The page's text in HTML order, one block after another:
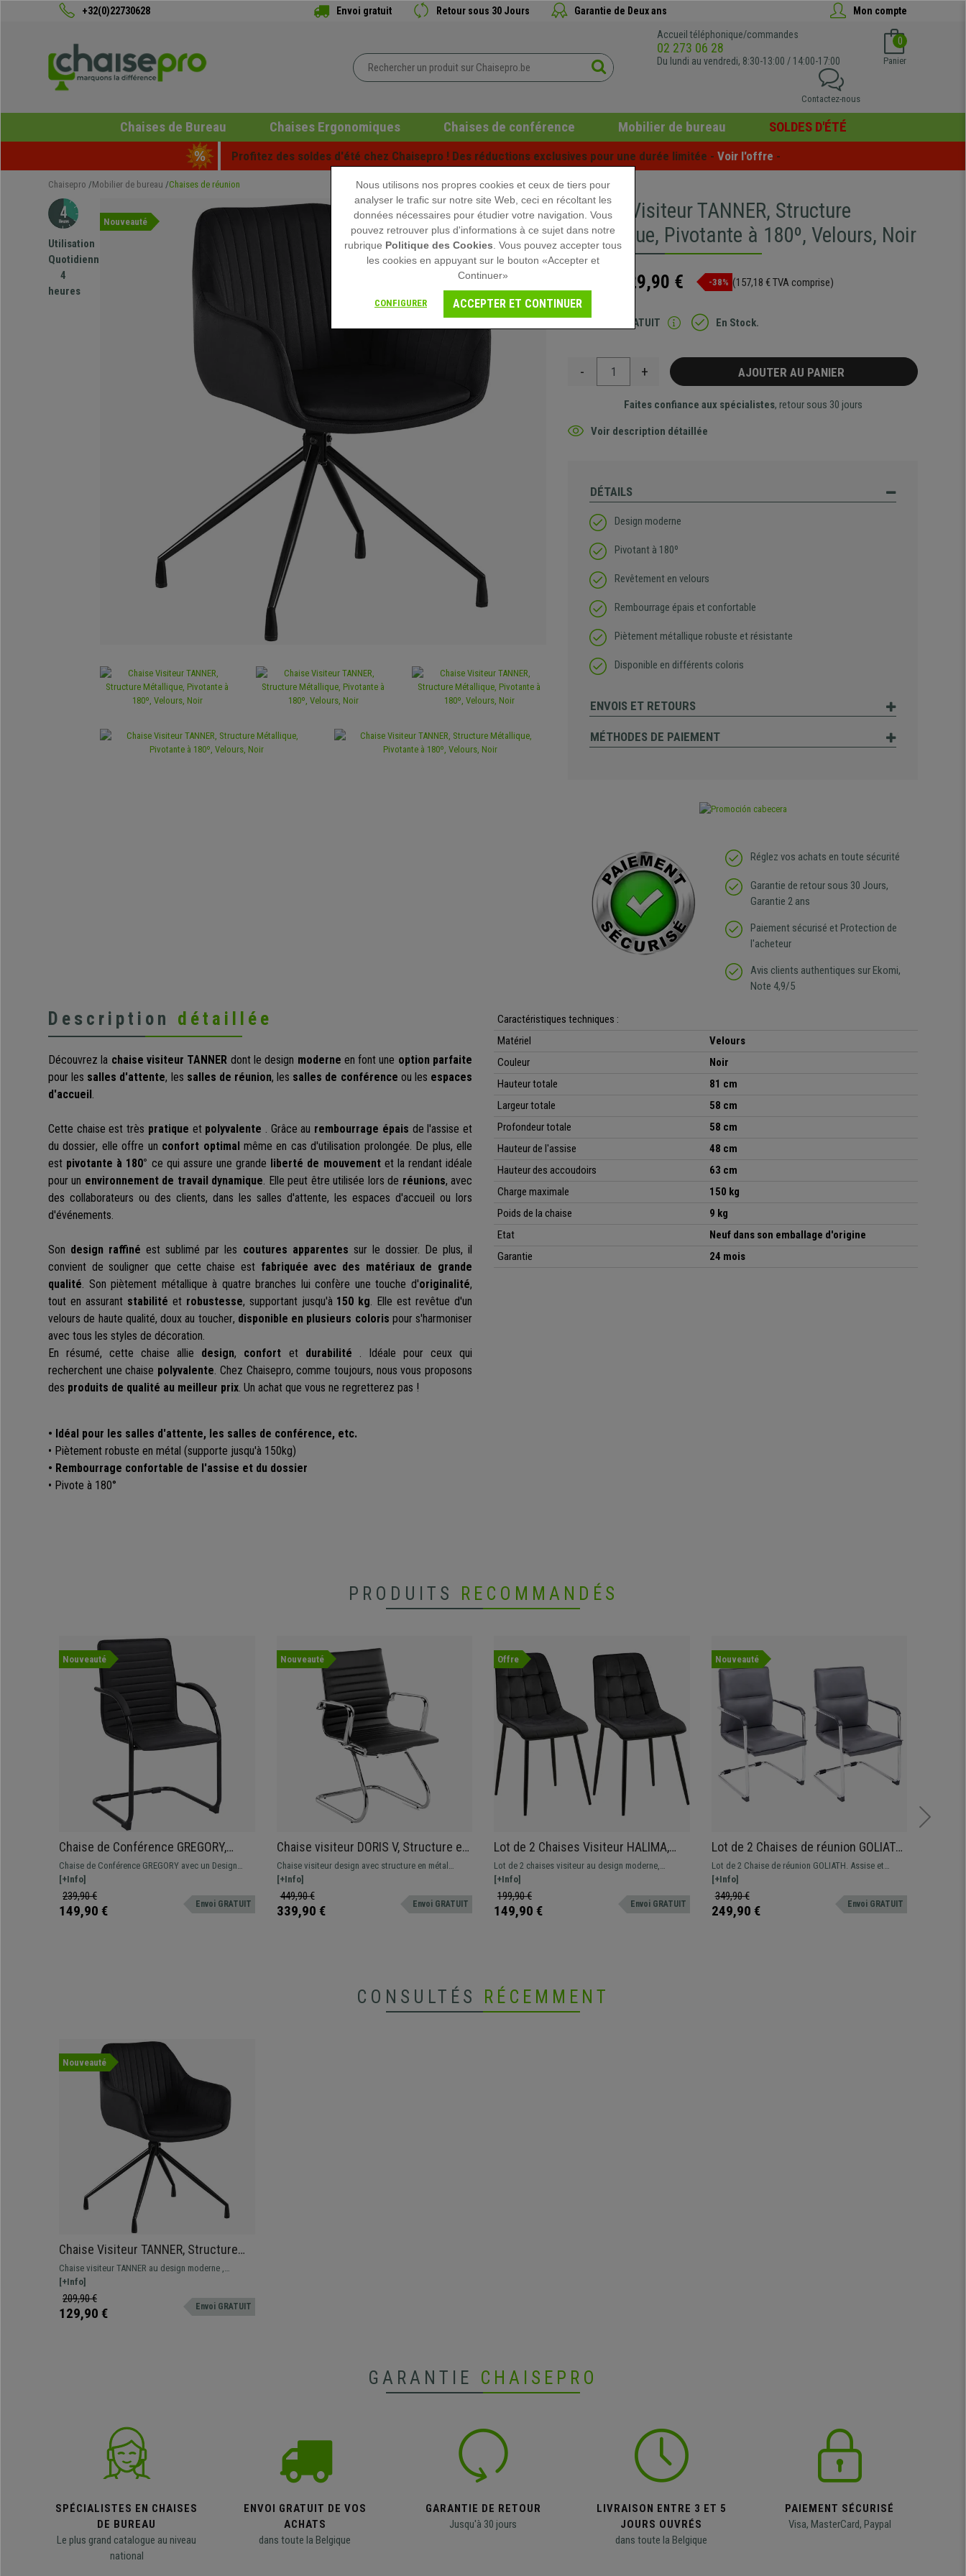
+32(0)22730628 Envoi gratuit Retour sous 30 Jours Garantie de Deux ans Mon compte
Accueil téléphonique/commandes
02 273 06 28
Du lundi au vendredi, 8:30-13:00 / 14:00-17:00
0
Panier
Contactez-nous
Chaises de Bureau Chaises Ergonomiques Chaises de conférence Mobilier de bureau SOLDES D'ÉTÉ
Profitez des soldes d'été chez Chaisepro ! Des réductions exclusives pour une durée limitée - Voir l'offre -
Chaisepro Mobilier de bureau Chaises de réunion
Utilisation
Quotidienne
4
heures
Nouveauté
Chaise Visiteur TANNER, Structure
Métallique, Pivotante à 180º, Velours, Noir
129,90 € -38% (157,18 € TVA comprise)
Envoi GRATUIT En Stock.
- + AJOUTER AU PANIER
Faites confiance aux spécialistes, retour sous 30 jours
Voir description détaillée
DÉTAILS
Design moderne
Pivotant à 180º
Revêtement en velours
Rembourrage épais et confortable
Piètement métallique robuste et résistante
Disponible en différents coloris
ENVOIS ET RETOURS
MÉTHODES DE PAIEMENT
Réglez vos achats en toute sécurité
Garantie de retour sous 30 Jours,
Garantie 2 ans
Paiement sécurisé et Protection de
l'acheteur
Avis clients authentiques sur Ekomi,
Note 4,9/5
Description détaillée
Découvrez la chaise visiteur TANNER dont le design moderne en font une option parfaite
pour les salles d'attente, les salles de réunion, les salles de conférence ou les espaces
d'accueil.
Cette chaise est très pratique et polyvalente . Grâce au rembourrage épais de l'assise et
du dossier, elle offre un confort optimalmême en cas d'utilisation prolongée. De plus, elle
est pivotante à 180° ce qui assure une grande liberté de mouvementet la rendant idéale
pour un environnement de travail dynamique. Elle peut être utilisée lors de réunions, avec
des collaborateurs ou des clients, dans les salles d'attente, les espaces d'accueil ou lors
d'événements.
Son design raffiné est sublimé par les coutures apparentes sur le dossier. De plus, il
convient de souligner que cette chaise est fabriquée avec des matériaux de grande
qualité. Son piètement métalliqueà quatre branches lui confère une touche d'originalité,
tout en assurant stabilité et robustesse, supportant jusqu'à 150 kg. Elle estrevêtue d'un
velours de haute qualité, doux au toucher, disponible en plusieurs coloris pour s'harmoniser
avec tous les styles de décoration.
En résumé, cette chaise allie design, confort et durabilité . Idéale pour ceux qui
recherchent une chaise polyvalente. Chez Chaisepro, comme toujours, nous vous proposons
des produits de qualité au meilleur prix. Un achat que vous ne regretterez pas !
• Idéal pour les salles d'attente, les salles de conférence, etc.
• Piètement robuste en métal (supporte jusqu'à 150kg)
• Rembourrage confortable de l'assise et du dossier
• Pivote à 180°
Caractéristiques techniques :
Matériel
Velours
Couleur
Noir
Hauteur totale
81 cm
Largeur totale
58 cm
Profondeur totale
58 cm
Hauteur de l'assise
48 cm
Hauteur des accoudoirs
63 cm
Charge maximale
150 kg
Poids de la chaise
9 kg
Etat
Neuf dans son emballage d'origine
Garantie
24 mois
PRODUITS RECOMMANDÉS
Nouveauté
Chaise de Conférence GREGORY,
Structure Métallique Noire, Design
élégant et moderne, Cuir, Noir
Chaise de Conférence GREGORY avec un Design
exclusif. Assise et dossier commodes avec
revêtement en cuir synthétique de grande qualité.
[+Info]
239,90 €
149,90 € Envoi GRATUIT
Nouveauté
Chaise visiteur DORIS V, Structure en
Métal Chromé, Design Élégant, en
Cuir Noir
Chaise visiteur design avec structure en métal
chromé et revêtement en cuir synthétique de grande
qualité.
[+Info]
449,90 €
339,90 € Envoi GRATUIT
Offre
Lot de 2 Chaises Visiteur HALIMA,
Rembourrage Épais, Structure
Métallique, en Velours, Noir
Lot de 2 chaises visiteur au design moderne,
revêtement en tissu type velours. Structure
metallique noire.
[+Info]
199,90 €
149,90 € Envoi GRATUIT
Nouveauté
Lot de 2 Chaises de réunion GOLIATH,
Structure Métallique, Grand
Rembourrage et Design élégant, Cuir
Gris
Lot de 2 Chaise de réunion GOLIATH. Assise et
dossier commodes avec un grand rembourrage et
revêtement en cuir synthétique de grande qualité.
[+Info]
349,90 €
249,90 € Envoi GRATUIT
CONSULTÉS RÉCEMMENT
Nouveauté
Chaise Visiteur TANNER, Structure
Métallique, Pivotante à 180º, Velours,
Noir
Chaise visiteur TANNER au design moderne ,
disponible en différentes couleurs et différents
revêtements.
[+Info]
209,90 €
129,90 € Envoi GRATUIT
GARANTIE CHAISEPRO
SPÉCIALISTES EN CHAISES
DE BUREAU
Le plus grand catalogue au niveau
national
ENVOI GRATUIT DE VOS
ACHATS
dans toute la Belgique
GARANTIE DE RETOUR
Jusqu'à 30 jours
LIVRAISON ENTRE 3 ET 5
JOURS OUVRÉS
dans toute la Belgique
PAIEMENT SÉCURISÉ
Visa, MasterCard, Paypal
Nous utilisons nos propres cookies et ceux de tiers pour
analyser le trafic sur notre site Web, ceci en récoltant les
données nécessaires pour étudier votre navigation. Vous
pouvez retrouver plus d'informations à ce sujet dans notre
rubrique Politique des Cookies . Vous pouvez accepter tous
les cookies en appuyant sur le bouton «Accepter et
Continuer»
CONFIGURER ACCEPTER ET CONTINUER